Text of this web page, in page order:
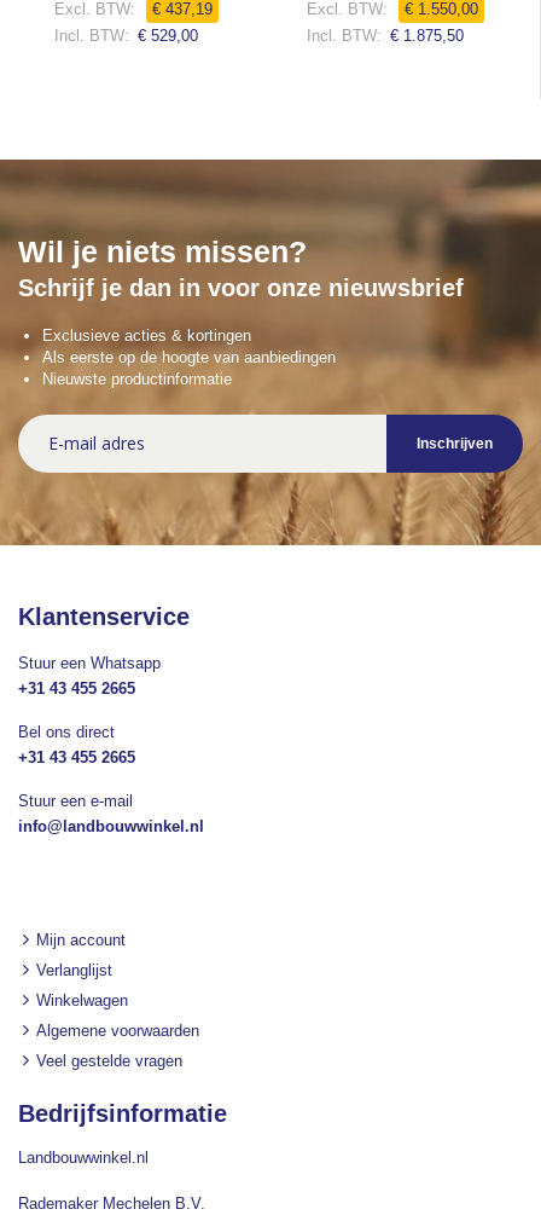
€ 437,19
€ 529,00
€ 1.550,00
€ 1.875,50
Wil je niets missen?
Schrijf je dan in voor onze nieuwsbrief
Exclusieve acties & kortingen
Als eerste op de hoogte van aanbiedingen
Nieuwste productinformatie
Abonneer
u
op
Inschrijven
Klantenservice
Stuur een Whatsapp
+31 43 455 2665
Bel ons direct
+31 43 455 2665
Stuur een e-mail
info@landbouwwinkel.nl
Mijn account
Verlanglijst
Winkelwagen
Algemene voorwaarden
Veel gestelde vragen
Bedrijfsinformatie
Landbouwwinkel.nl
Rademaker Mechelen B.V.